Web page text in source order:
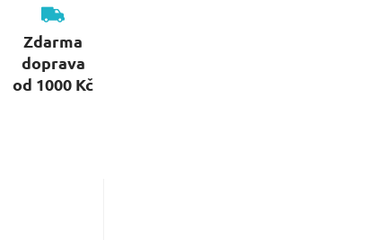
Zdarma
doprava
od 1000 Kč